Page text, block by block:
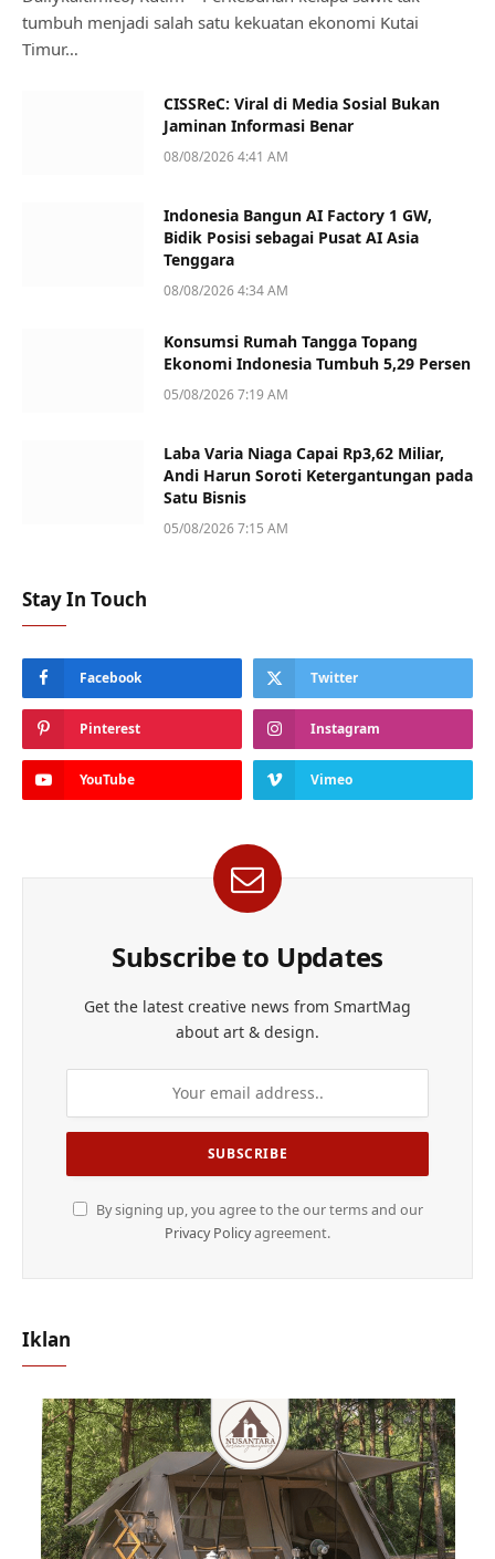
tumbuh menjadi salah satu kekuatan ekonomi Kutai
Timur…
CISSReC: Viral di Media Sosial Bukan
Jaminan Informasi Benar
08/08/2026 4:41 AM
Indonesia Bangun AI Factory 1 GW,
Bidik Posisi sebagai Pusat AI Asia
Tenggara
08/08/2026 4:34 AM
Konsumsi Rumah Tangga Topang
Ekonomi Indonesia Tumbuh 5,29 Persen
05/08/2026 7:19 AM
Laba Varia Niaga Capai Rp3,62 Miliar,
Andi Harun Soroti Ketergantungan pada
Satu Bisnis
05/08/2026 7:15 AM
Stay In Touch
Facebook Twitter
Pinterest Instagram
YouTube Vimeo
Subscribe to Updates
Get the latest creative news from SmartMag
about art & design.
By signing up, you agree to the our terms and our
Privacy Policyagreement.
Iklan